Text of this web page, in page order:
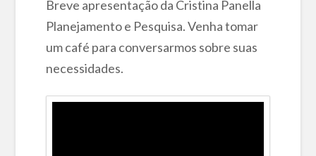
Breve apresentação da Cristina Panella
Planejamento e Pesquisa. Venha tomar
um café para conversarmos sobre suas
necessidades.